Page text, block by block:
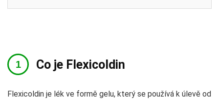
Co je Flexicoldin
Flexicoldin je lék ve formě gelu, který se používá k úlevě od